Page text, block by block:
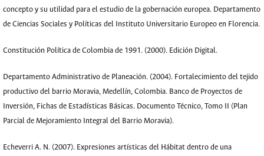
concepto y su utilidad para el estudio de la gobernación europea. Departamento
de Ciencias Sociales y Políticas del Instituto Universitario Europeo en Florencia.
Constitución Política de Colombia de 1991. (2000). Edición Digital.
Departamento Administrativo de Planeación. (2004). Fortalecimiento del tejido
productivo del barrio Moravia, Medellín, Colombia. Banco de Proyectos de
Inversión, Fichas de Estadísticas Básicas. Documento Técnico, Tomo II (Plan
Parcial de Mejoramiento Integral del Barrio Moravia).
Echeverri A. N. (2007). Expresiones artísticas del Hábitat dentro de una